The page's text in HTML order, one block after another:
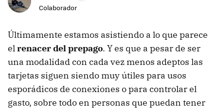
Colaborador
Últimamente estamos asistiendo a lo que parece
elrenacer del prepago. Y es que a pesar de ser
una modalidad con cada vez menos adeptos las
tarjetas siguen siendo muy útiles para usos
esporádicos de conexiones o para controlar el
gasto, sobre todo en personas que puedan tener